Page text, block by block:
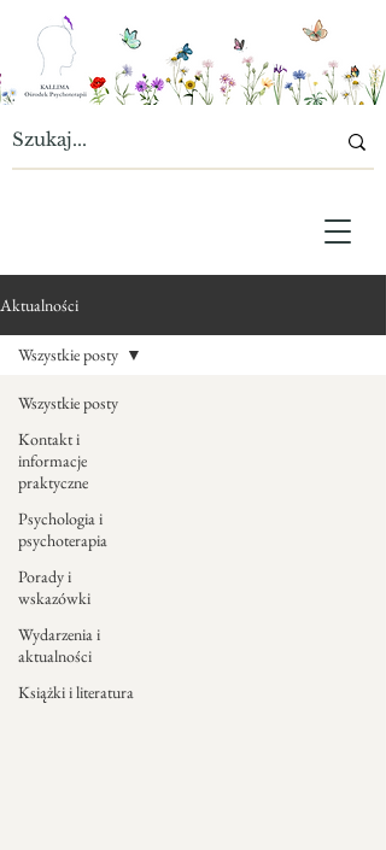
Aktualności
Wszystkie posty
Kontakt i
informacje
praktyczne
Psychologia i
psychoterapia
Porady i
wskazówki
Wydarzenia i
aktualności
Książki i literatura
Wszystkie posty